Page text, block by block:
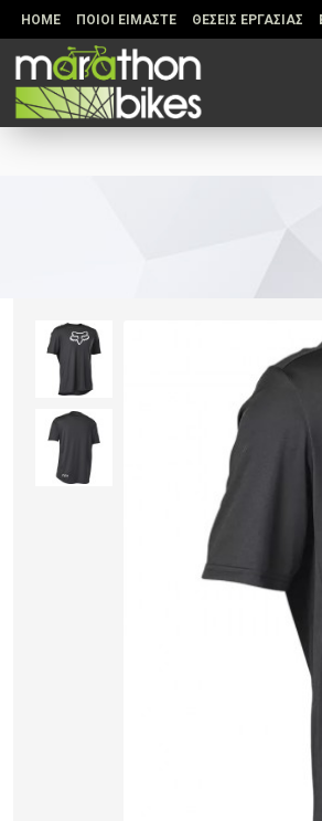
HOME ΠΟΙΟΙ ΕΙΜΑΣΤΕ ΘΕΣΕΙΣ ΕΡΓΑΣΙΑΣ